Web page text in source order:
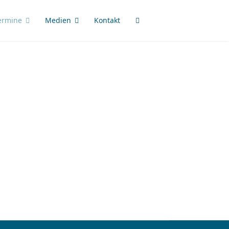
Medien Kontakt